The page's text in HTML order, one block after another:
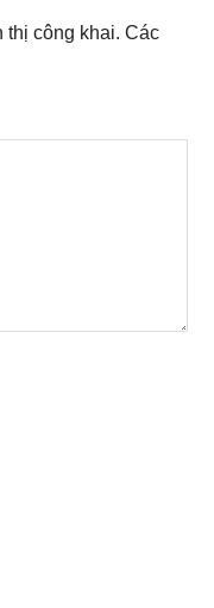
thị công khai. Các